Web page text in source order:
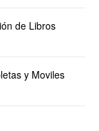
de Libros
y Moviles